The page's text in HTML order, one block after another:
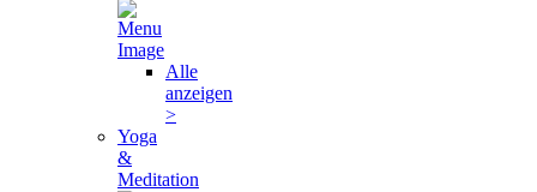
Alle
anzeigen
>
Yoga
&
Meditation